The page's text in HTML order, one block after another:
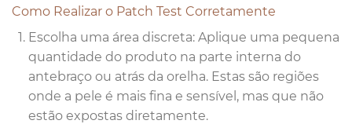
Como Realizar o Patch Test Corretamente
Escolha uma área discreta: Aplique uma pequena
quantidade do produto na parte interna do
antebraço ou atrás da orelha. Estas são regiões
onde a pele é mais fina e sensível, mas que não
estão expostas diretamente.